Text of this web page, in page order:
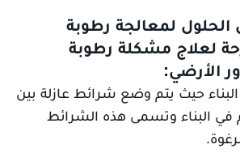
لمعالجة رطوبة
لعلاج مشكلة رطوبة
الأرضي:
حيث يتم وضع شرائط عازلة بين
البناء وتسمى هذه الشرائط